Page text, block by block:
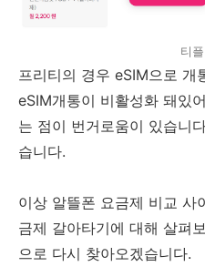
티
프리티의 경우 eSIM으로 개
eSIM개통이 비활성화 돼있
는 점이 번거로움이 있습니
습니다.
이상 알뜰폰 요금제 비교
금제 갈아타기에 대해 살펴
으로 다시 찾아오겠습니다.